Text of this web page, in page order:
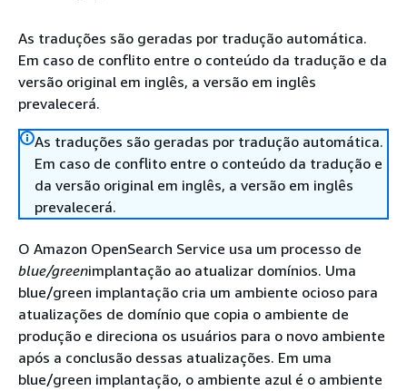
As traduções são geradas por tradução automática.
Em caso de conflito entre o conteúdo da tradução e da
versão original em inglês, a versão em inglês
prevalecerá.
As traduções são geradas por tradução automática.
Em caso de conflito entre o conteúdo da tradução e
da versão original em inglês, a versão em inglês
prevalecerá.
O Amazon OpenSearch Service usa um processo de
blue/greenimplantação ao atualizar domínios. Uma
blue/green implantação cria um ambiente ocioso para
atualizações de domínio que copia o ambiente de
produção e direciona os usuários para o novo ambiente
após a conclusão dessas atualizações. Em uma
blue/green implantação, o ambiente azul é o ambiente